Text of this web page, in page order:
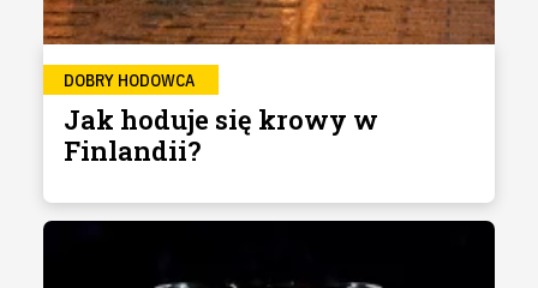
DOBRY HODOWCA
Jak hoduje się krowy w
Finlandii?